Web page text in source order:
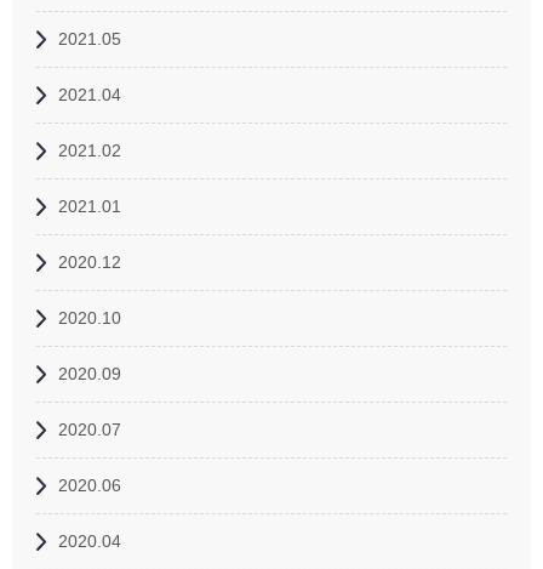
2021.05
2021.04
2021.02
2021.01
2020.12
2020.10
2020.09
2020.07
2020.06
2020.04